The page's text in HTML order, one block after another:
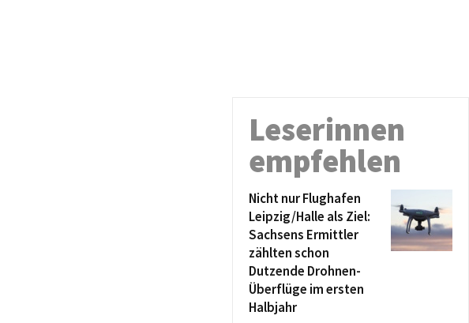
Leserinnen
empfehlen
Nicht nur Flughafen
Leipzig/Halle als Ziel:
Sachsens Ermittler
zählten schon
Dutzende Drohnen-
Überflüge im ersten
Halbjahr